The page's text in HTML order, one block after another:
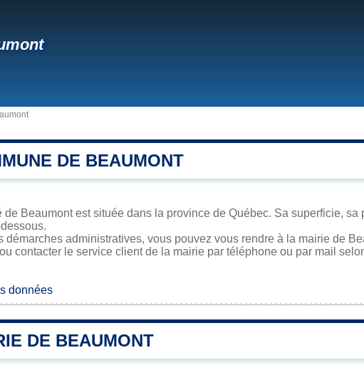
DE BEAUMONT
de Beaumont est située dans la province de Québec. Sa superficie,
démarches administratives, vous pouvez vous rendre à la mairie de
contacter le service client de la mairie par téléphone ou par mail
données
DE BEAUMONT